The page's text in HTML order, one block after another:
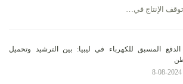
الإنتاج في…
المسبق للكهرباء في ليبيا: بين الترشيد وتحميل